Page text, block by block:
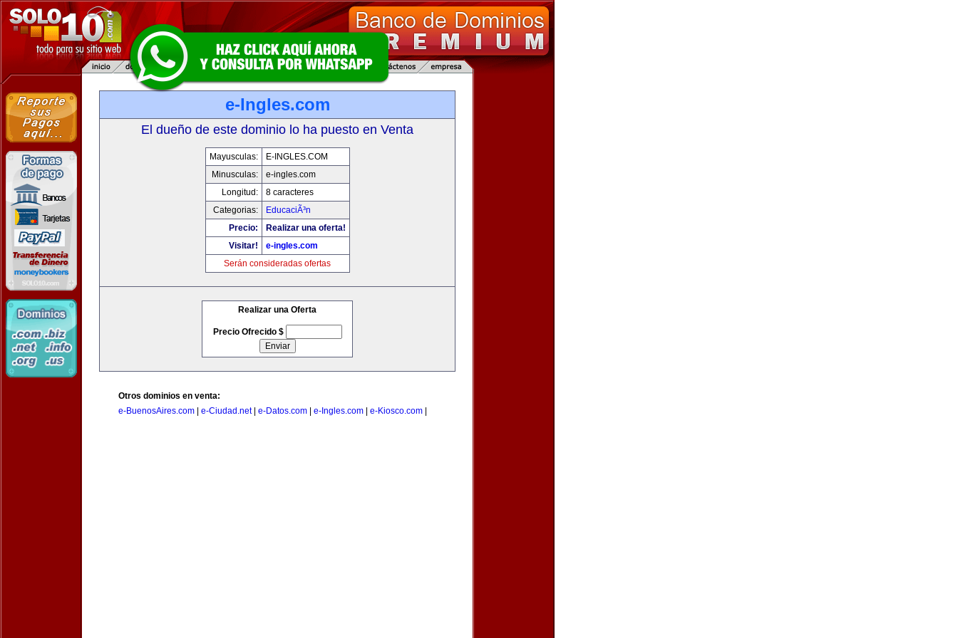
e-Ingles.com
El dueño de este dominio lo ha puesto en Venta
Mayusculas:
E-INGLES.COM
Minusculas:
e-ingles.com
Longitud:
8 caracteres
Categorias:
EducaciÃ³n
Precio:
Realizar una oferta!
Visitar!
e-ingles.com
Serán consideradas ofertas
Realizar una Oferta
Precio Ofrecido $
Otros dominios en venta:
e-BuenosAires.com
e-Ciudad.net| e-Datos.com e-Ingles.com e-Kiosco.com